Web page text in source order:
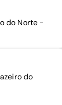
do Norte -
do